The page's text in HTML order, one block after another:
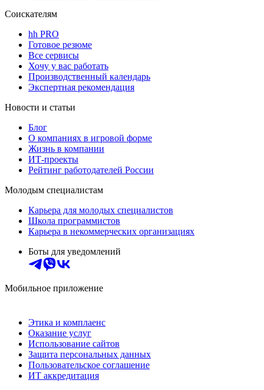
Соискателям
hh PRO
Готовое резюме
Все сервисы
Хочу у вас работать
Производственный календарь
Экспертная рекомендация
Новости и статьи
Блог
О компаниях в игровой форме
Жизнь в компании
ИТ-проекты
Рейтинг работодателей России
Молодым специалистам
Карьера для молодых специалистов
Школа программистов
Карьера в некоммерческих организациях
Боты для уведомлений
Мобильное приложение
Этика и комплаенс
Оказание услуг
Использование сайтов
Защита персональных данных
Пользовательское соглашение
ИТ аккредитация